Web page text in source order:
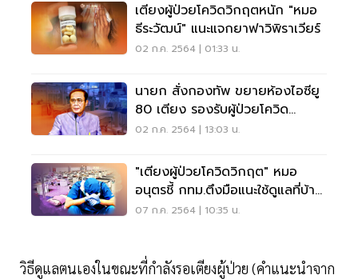
เตียงผู้ป่วยโควิดวิกฤตหนัก "หมอ
ธีระวัฒน์" แนะแจกยาฟาวิพิราเวียร์
02 ก.ค. 2564 | 01:33 น.
นายก สั่งกองทัพ ขยายห้องไอซียู
80 เตียง รองรับผู้ป่วยโควิด
เหลือง-แดง
02 ก.ค. 2564 | 13:03 น.
"เตียงผู้ป่วยโควิดวิกฤต" หมอ
อนุตรชี้ กทม.ตึงมือแนะใช้ดูแลที่บ้าน
จริงจัง
07 ก.ค. 2564 | 10:35 น.
วิธีดูแลตนเองในขณะที่กำลังรอเตียงผู้ป่วย (คำแนะนำจาก